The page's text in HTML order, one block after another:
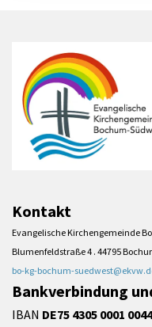
Kontakt
Evangelische Kirchengemeinde
Blumenfeldstraße 4 . 44795
bo-kg-bochum-
Bankverbindung
IBAN DE75 4305 0001